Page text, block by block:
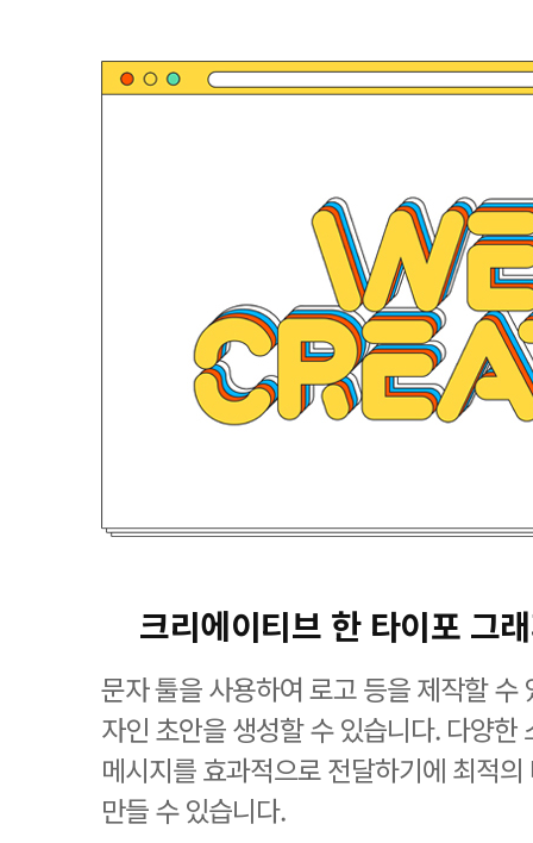
크리에이티브 한 타이포 그
문자 툴을 사용하여 로고 등을 제작할 수
자인 초안을 생성할 수 있습니다. 다양한
메시지를 효과적으로 전달하기에 최적
만들 수 있습니다.